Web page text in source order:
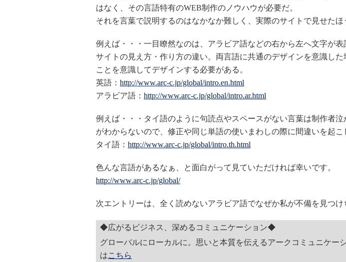
はなく、その言語特有のWEB制作のノウハウが必要だ。
それを言葉で説明するのはなかなか難しく、実際のサイトで見せたほ
例えば・・・一目瞭然なのは、アラビア語などの右から左へ文字が表
サイトの見え方・作り方の違い。両言語に共通のデザインを意識した
ことを意識してデザインする必要がある。
英語： http://www.arc-c.jp/global/intro.en.html
アラビア語： http://www.arc-c.jp/global/intro.ar.html
例えば・・・タイ語のように句読点やスペースがない言葉は制作者泣
がわからないので、修正や同じ単語の使いまわしの際に間違いを起こ
タイ語： http://www.arc-c.jp/global/intro.th.html
色んな言語があるなぁ、と面白がって見ていただければ幸いです。
http://www.arc-c.jp/global/
次エントリーは、全く読めないアラビア語でなぜか私が不備を見つけ
◆広がるビジネス、深めるコミュニケーション◆
グローバルにローカルに。思いと本質を伝えるアークコミュニケー
はこちら